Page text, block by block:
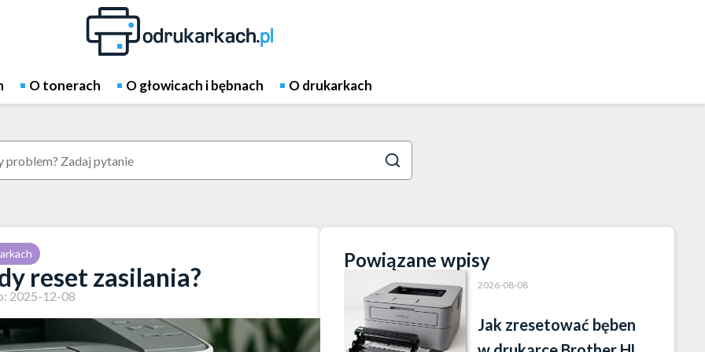
O tonerach O głowicach i bębnach O drukarkach
reset zasilania?
2025-12-08
Powiązane wpisy
2026-08-08
Jak zresetować bęben